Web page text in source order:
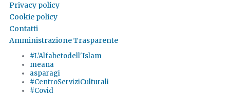
Privacy policy
Cookie policy
Contatti
Amministrazione Trasparente
#L'Alfabetodell'Islam
meana
asparagi
#CentroServiziCulturali
#Covid